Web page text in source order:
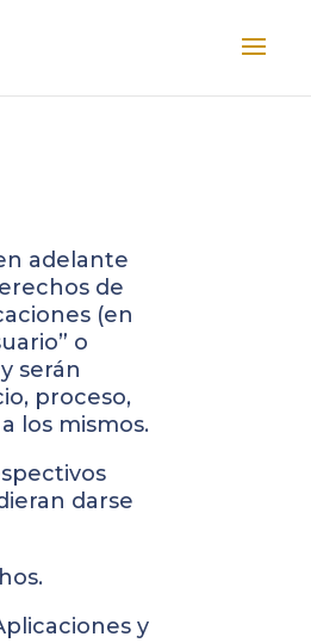
adelante
de
(en
o
serán
proceso,
los mismos.
darse
y